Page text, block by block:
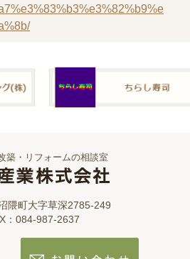
築・リフォームの相談室
隈町大字草深2785-249
084-987-2637